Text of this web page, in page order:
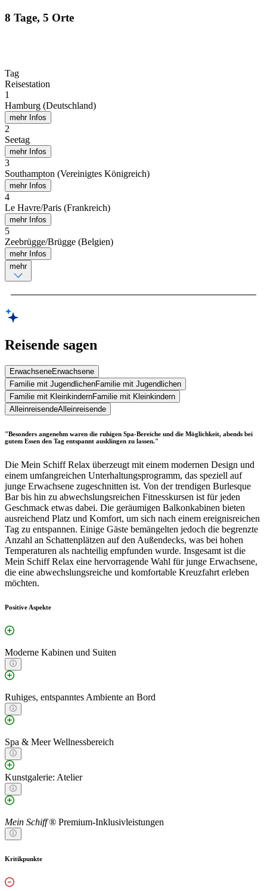
8 Tage, 5 Orte
Tag
Reisestation
1
Hamburg (Deutschland)
mehr Infos
2
Seetag
mehr Infos
3
Southampton (Vereinigtes Königreich)
mehr Infos
4
Le Havre/Paris (Frankreich)
mehr Infos
5
Zeebrügge/Brügge (Belgien)
mehr Infos
mehr
Reisende sagen
ErwachseneErwachsene
Familie mit JugendlichenFamilie mit Jugendlichen
Familie mit KleinkindernFamilie mit Kleinkindern
AlleinreisendeAlleinreisende
"Besonders angenehm waren die ruhigen Spa-Bereiche und die Möglichkeit, abends bei
gutem Essen den Tag entspannt ausklingen zu lassen."
Die Mein Schiff Relax überzeugt mit einem modernen Design und
einem umfangreichen Unterhaltungsprogramm, das speziell auf
junge Erwachsene zugeschnitten ist. Von der trendigen Burlesque
Bar bis hin zu abwechslungsreichen Fitnesskursen ist für jeden
Geschmack etwas dabei. Die geräumigen Balkonkabinen bieten
ausreichend Platz und Komfort, um sich nach einem ereignisreichen
Tag zu entspannen. Einige Gäste bemängelten jedoch die begrenzte
Anzahl an Schattenplätzen auf den Außendecks, was bei hohen
Temperaturen als nachteilig empfunden wurde. Insgesamt ist die
Mein Schiff Relax eine hervorragende Wahl für junge Erwachsene,
die eine abwechslungsreiche und komfortable Kreuzfahrt erleben
möchten.
Positive Aspekte
Moderne Kabinen und Suiten
Ruhiges, entspanntes Ambiente an Bord
Spa & Meer Wellnessbereich
Kunstgalerie: Atelier
Mein Schiff ® Premium-Inklusivleistungen
Kritikpunkte